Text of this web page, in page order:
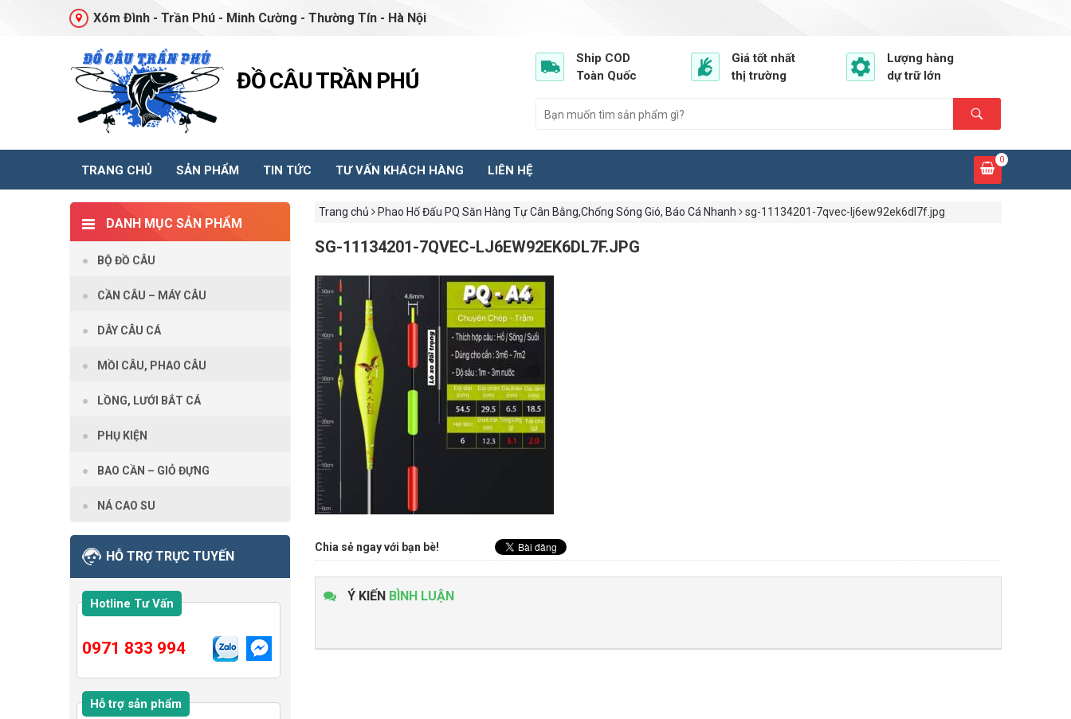
Xóm Đình - Trần Phú - Minh Cường - Thường Tín - Hà Nội
ĐỒ CÂU TRẦN PHÚ
Ship COD
Toàn Quốc
Giá tốt nhất
thị trường
Lượng hàng
dự trữ lớn
TRANG CHỦ SẢN PHẨM TIN TỨC TƯ VẤN KHÁCH HÀNG LIÊN HỆ
0
Trang chủ Phao Hố Đấu PQ Săn Hàng Tự Cân Bằng,Chống Sóng Gió, Báo Cá Nhanh sg-11134201-7qvec-lj6ew92ek6dl7f.jpg
SG-11134201-7QVEC-LJ6EW92EK6DL7F.JPG
Chia sẻ ngay với bạn bè!
Ý KIẾN BÌNH LUẬN
DANH MỤC SẢN PHẨM
BỘ ĐỒ CÂU
CẦN CÂU – MÁY CÂU
DÂY CÂU CÁ
MỒI CÂU, PHAO CÂU
LỒNG, LƯỚI BẮT CÁ
PHỤ KIỆN
BAO CẦN – GIỎ ĐỰNG
NÁ CAO SU
HỖ TRỢ TRỰC TUYẾN
Hotline Tư Vấn
0971 833 994
Hỗ trợ sản phẩm